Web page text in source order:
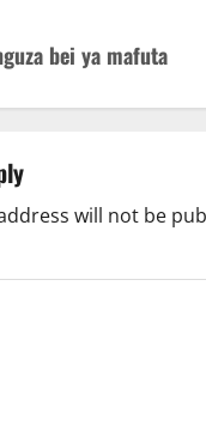
bei ya mafuta
will not be